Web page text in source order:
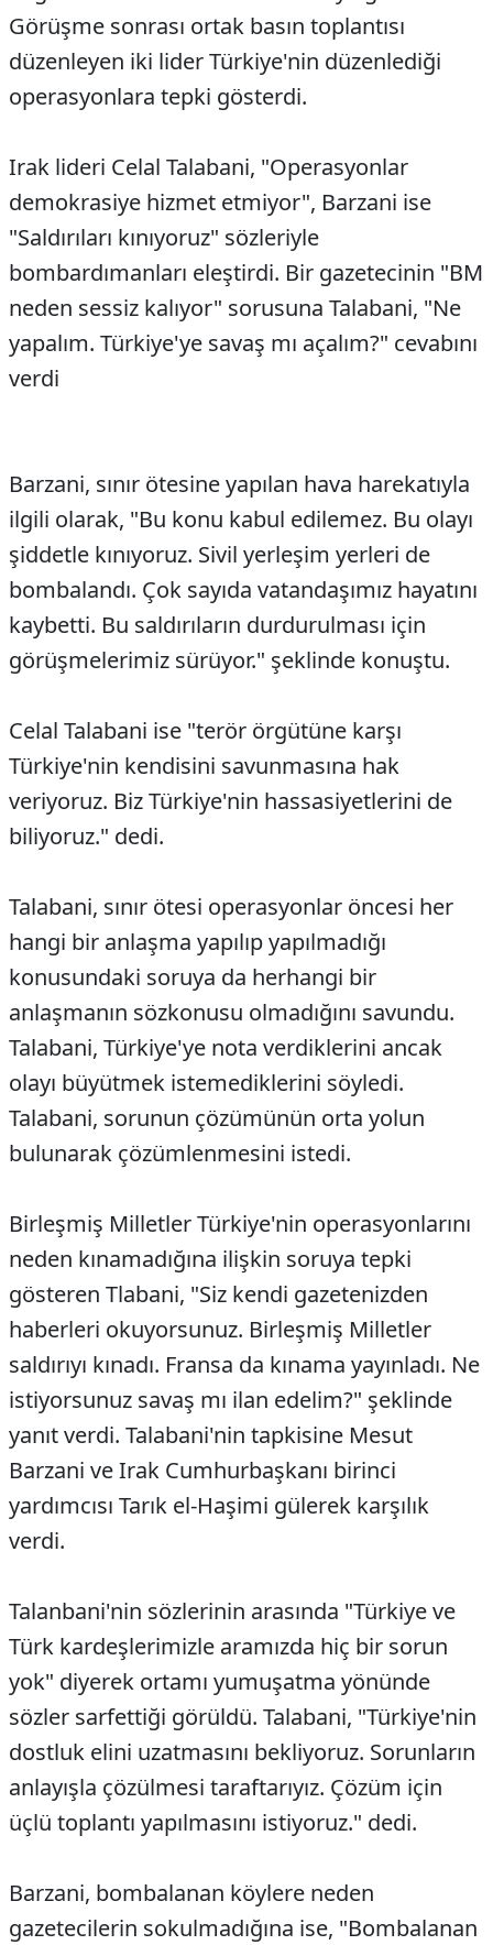
Görüşme sonrası ortak basın toplantısı
düzenleyen iki lider Türkiye'nin düzenlediği
operasyonlara tepki gösterdi.
Irak lideri Celal Talabani, "Operasyonlar
demokrasiye hizmet etmiyor", Barzani ise
"Saldırıları kınıyoruz" sözleriyle
bombardımanları eleştirdi. Bir gazetecinin "BM
neden sessiz kalıyor" sorusuna Talabani, "Ne
yapalım. Türkiye'ye savaş mı açalım?" cevabını
verdi
Barzani, sınır ötesine yapılan hava harekatıyla
ilgili olarak, "Bu konu kabul edilemez. Bu olayı
şiddetle kınıyoruz. Sivil yerleşim yerleri de
bombalandı. Çok sayıda vatandaşımız hayatını
kaybetti. Bu saldırıların durdurulması için
görüşmelerimiz sürüyor." şeklinde konuştu.
Celal Talabani ise "terör örgütüne karşı
Türkiye'nin kendisini savunmasına hak
veriyoruz. Biz Türkiye'nin hassasiyetlerini de
biliyoruz." dedi.
Talabani, sınır ötesi operasyonlar öncesi her
hangi bir anlaşma yapılıp yapılmadığı
konusundaki soruya da herhangi bir
anlaşmanın sözkonusu olmadığını savundu.
Talabani, Türkiye'ye nota verdiklerini ancak
olayı büyütmek istemediklerini söyledi.
Talabani, sorunun çözümünün orta yolun
bulunarak çözümlenmesini istedi.
Birleşmiş Milletler Türkiye'nin operasyonlarını
neden kınamadığına ilişkin soruya tepki
gösteren Tlabani, "Siz kendi gazetenizden
haberleri okuyorsunuz. Birleşmiş Milletler
saldırıyı kınadı. Fransa da kınama yayınladı. Ne
istiyorsunuz savaş mı ilan edelim?" şeklinde
yanıt verdi. Talabani'nin tapkisine Mesut
Barzani ve Irak Cumhurbaşkanı birinci
yardımcısı Tarık el-Haşimi gülerek karşılık
verdi.
Talanbani'nin sözlerinin arasında "Türkiye ve
Türk kardeşlerimizle aramızda hiç bir sorun
yok" diyerek ortamı yumuşatma yönünde
sözler sarfettiği görüldü. Talabani, "Türkiye'nin
dostluk elini uzatmasını bekliyoruz. Sorunların
anlayışla çözülmesi taraftarıyız. Çözüm için
üçlü toplantı yapılmasını istiyoruz." dedi.
Barzani, bombalanan köylere neden
gazetecilerin sokulmadığına ise, "Bombalanan